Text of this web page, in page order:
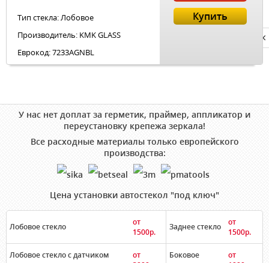
Тип стекла: Лобовое
Производитель: KMK GLASS
Еврокод: 7233AGNBL
Купить
У нас нет доплат за герметик, праймер, аппликатор и
переустановку крепежа зеркала!
Все расходные материалы только европейского
производства:
Цена установки автостекол "под ключ"
Лобовое стекло
от
1500р.
Заднее стекло
от
1500р.
Лобовое стекло с датчиком
от
Боковое
от